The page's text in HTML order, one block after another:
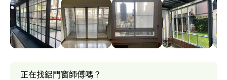
隔音窗，氣密窗，百葉窗，推射窗等等.........！ 歡迎來電洽詢！
正在找鋁門窗師傅嗎？